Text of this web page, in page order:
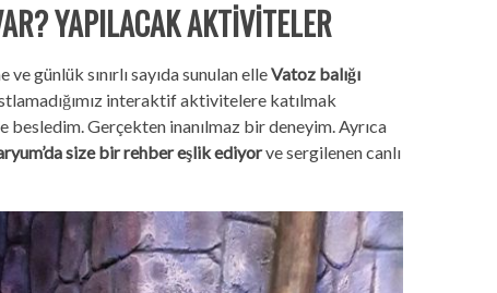
YAPILACAK AKTİVİTELER
günlük sınırlı sayıda sunulan elleVatoz balığı
interaktif aktivitelere katılmak
Gerçekten inanılmaz bir deneyim. Ayrıca
size bir rehber eşlik ediyorve sergilenen canlı